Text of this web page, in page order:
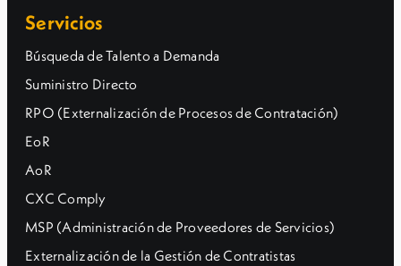
Servicios
Búsqueda de Talento a Demanda
Suministro Directo
RPO (Externalización de Procesos de Contratación)
EoR
AoR
CXC Comply
MSP (Administración de Proveedores de Servicios)
Externalización de la Gestión de Contratistas